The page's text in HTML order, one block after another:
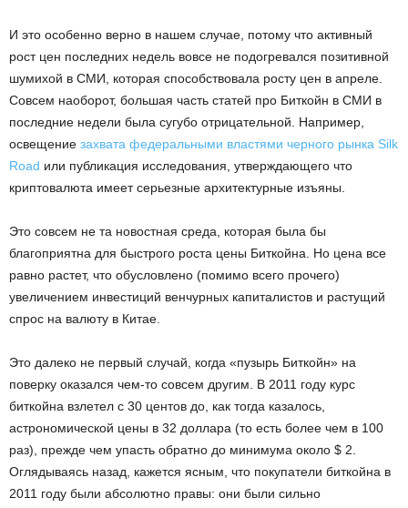
И это особенно верно в нашем случае, потому что активный
рост цен последних недель вовсе не подогревался позитивной
шумихой в СМИ, которая способствовала росту цен в апреле.
Совсем наоборот, большая часть статей про Биткойн в СМИ в
последние недели была сугубо отрицательной. Например,
освещение захвата федеральными властями черного рынка Silk
Road или публикация исследования, утверждающего что
криптовалюта имеет серьезные архитектурные изъяны.
Это совсем не та новостная среда, которая была бы
благоприятна для быстрого роста цены Биткойна. Но цена все
равно растет, что обусловлено (помимо всего прочего)
увеличением инвестиций венчурных капиталистов и растущий
спрос на валюту в Китае.
Это далеко не первый случай, когда «пузырь Биткойн» на
поверку оказался чем-то совсем другим. В 2011 году курс
биткойна взлетел с 30 центов до, как тогда казалось,
астрономической цены в 32 доллара (то есть более чем в 100
раз), прежде чем упасть обратно до минимума около $ 2.
Оглядываясь назад, кажется ясным, что покупатели биткойна в
2011 году были абсолютно правы: они были сильно